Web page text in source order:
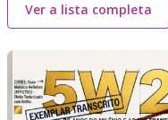
Ver a lista completa